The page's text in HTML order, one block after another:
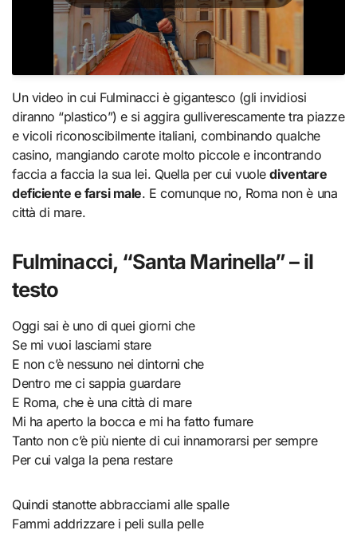
Un video in cui Fulminacci è gigantesco (gli invidiosi
diranno “plastico”) e si aggira gulliverescamente tra piazze
e vicoli riconoscibilmente italiani, combinando qualche
casino, mangiando carote molto piccole e incontrando
faccia a faccia la sua lei. Quella per cui vuolediventare
deficiente e farsi male. E comunque no, Roma non è una
città di mare.
Fulminacci, “Santa Marinella” – il
testo
Oggi sai è uno di quei giorni che
Se mi vuoi lasciami stare
E non c’è nessuno nei dintorni che
Dentro me ci sappia guardare
E Roma, che è una città di mare
Mi ha aperto la bocca e mi ha fatto fumare
Tanto non c’è più niente di cui innamorarsi per sempre
Per cui valga la pena restare
Quindi stanotte abbracciami alle spalle
Fammi addrizzare i peli sulla pelle